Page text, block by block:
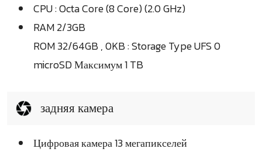
CPU : Octa Core (8 Core) (2.0 GHz)
RAM 2/3GB
ROM 32/64GB , 0KB : Storage Type UFS 0
microSD Максимум 1 TB
задняя камера
Цифровая камера 13 мегапикселей